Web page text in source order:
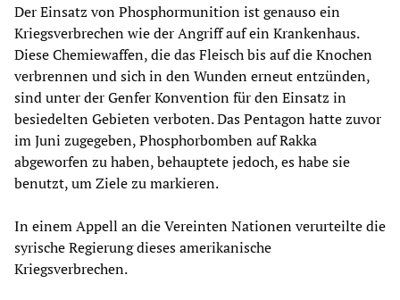
Der Einsatz von Phosphormunition ist genauso ein
Kriegsverbrechen wie der Angriff auf ein Krankenhaus.
Diese Chemiewaffen, die das Fleisch bis auf die Knochen
verbrennen und sich in den Wunden erneut entzünden,
sind unter der Genfer Konvention für den Einsatz in
besiedelten Gebieten verboten. Das Pentagon hatte zuvor
im Juni zugegeben, Phosphorbomben auf Rakka
abgeworfen zu haben, behauptete jedoch, es habe sie
benutzt, um Ziele zu markieren.
In einem Appell an die Vereinten Nationen verurteilte die
syrische Regierung dieses amerikanische
Kriegsverbrechen.